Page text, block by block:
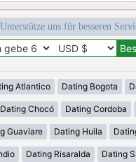
Unterstütze uns für besseren
Atlantico Dating Bogota
Dating Chocó Dating Cordoba
Guaviare Dating Huila
Dating Risaralda Dating